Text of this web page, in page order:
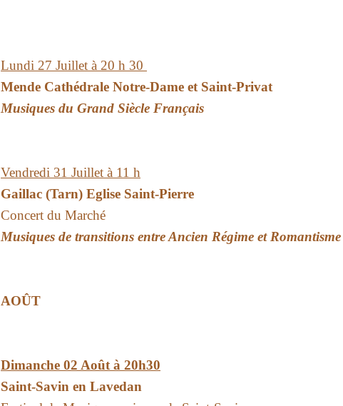
Lundi 27 Juillet à 20 h 30
Mende Cathédrale Notre-Dame et Saint-Privat
Musiques du Grand Siècle Français
Vendredi 31 Juillet à 11 h
Gaillac (Tarn) Eglise Saint-Pierre
Concert du Marché
Musiques de transitions entre Ancien Régime et Romantisme
AOÛT
Dimanche 02 Août à 20h30
Saint-Savin en Lavedan